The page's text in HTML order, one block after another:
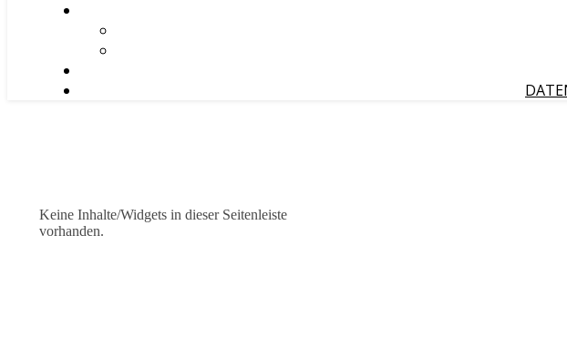
Keine Inhalte/Widgets in dieser Seitenleiste
vorhanden.